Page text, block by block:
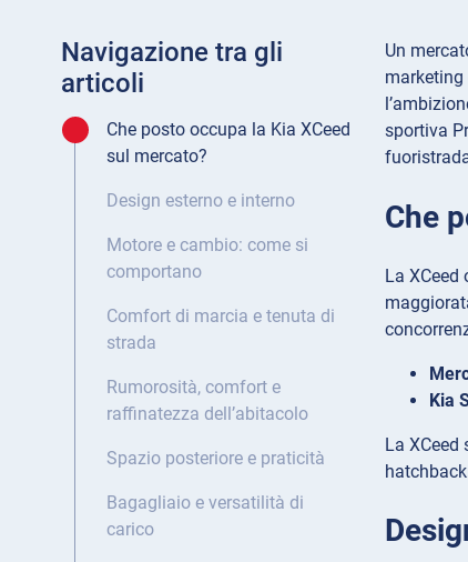
Navigazione tra gli
articoli
Che posto occupa la Kia XCeed
sul mercato?
Design esterno e interno
Motore e cambio: come si
comportano
Comfort di marcia e tenuta di
strada
Rumorosità, comfort e
raffinatezza dell’abitacolo
Spazio posteriore e praticità
Bagagliaio e versatilità di
carico
Un
sportiva
Che
La
Kia
La